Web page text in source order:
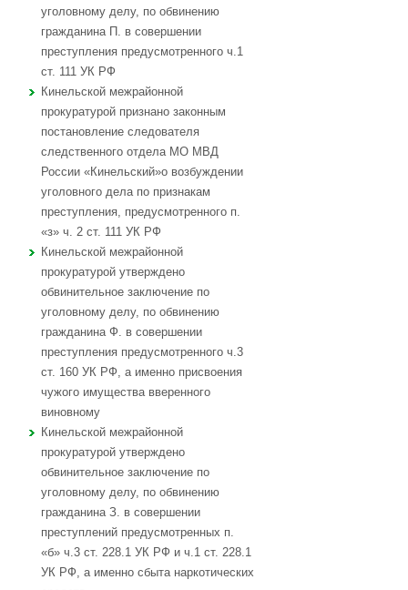
уголовному делу, по обвинению
гражданина П. в совершении
преступления предусмотренного ч.1
ст. 111 УК РФ
Кинельской межрайонной
прокуратурой признано законным
постановление следователя
следственного отдела МО МВД
России «Кинельский»о возбуждении
уголовного дела по признакам
преступления, предусмотренного п.
«з» ч. 2 ст. 111 УК РФ
Кинельской межрайонной
прокуратурой утверждено
обвинительное заключение по
уголовному делу, по обвинению
гражданина Ф. в совершении
преступления предусмотренного ч.3
ст. 160 УК РФ, а именно присвоения
чужого имущества вверенного
виновному
Кинельской межрайонной
прокуратурой утверждено
обвинительное заключение по
уголовному делу, по обвинению
гражданина З. в совершении
преступлений предусмотренных п.
«б» ч.3 ст. 228.1 УК РФ и ч.1 ст. 228.1
УК РФ, а именно сбыта наркотических